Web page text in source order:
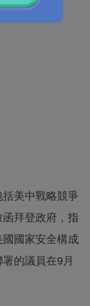
美中戰略競爭
拜登政府，指
國家安全構成
的議員在9月